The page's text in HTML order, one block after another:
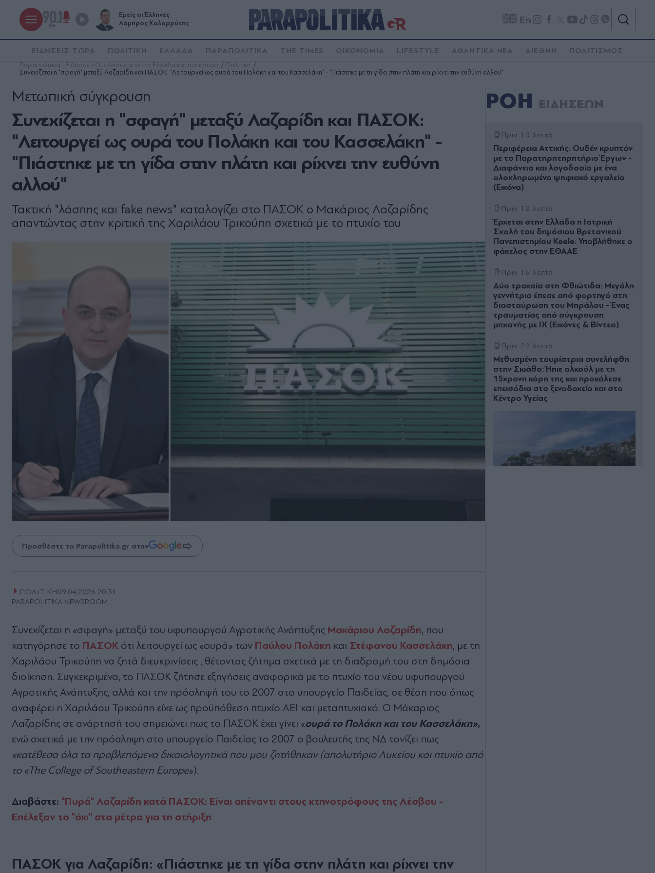
Εμείς οι Έλληνες
Λάμπρος Καλαρρύτης
En
ΕΙΔΗΣΕΙΣ ΤΩΡΑ ΠΟΛΙΤΙΚΗ ΕΛΛΑΔΑ ΠΑΡΑΠΟΛΙΤΙΚΑ THE TIMES ΟΙΚΟΝΟΜΙΑ LIFESTYLE ΑΘΛΗΤΙΚΑ ΝΕΑ ΔΙΕΘΝΗ ΠΟΛΙΤΙΣΜΟΣ
Παραπολιτικά | Ειδήσεις - Οι ειδήσεις από την Ελλάδα και τον κόσμο
Πολιτική
Συνεχίζεται η "σφαγή" μεταξύ Λαζαρίδη και ΠΑΣΟΚ: "Λειτουργεί ως ουρά του Πολάκη και του Κασσελάκη" - "Πιάστηκε με τη γίδα στην πλάτη και ρίχνει την ευθύνη αλλού"
Συνεχίζεται η "σφαγή" μεταξύ Λαζαρίδη και ΠΑΣΟΚ:
"Λειτουργεί ως ουρά του Πολάκη και του Κασσελάκη" -
"Πιάστηκε με τη γίδα στην πλάτη και ρίχνει την ευθύνη
αλλού"
Μετωπική σύγκρουση
Τακτική "λάσπης και fake news" καταλογίζει στο ΠΑΣΟΚ ο Μακάριος Λαζαρίδης
απαντώντας στην κριτική της Χαριλάου Τρικούπη σχετικά με το πτυχίο του
Προσθέστε το Parapolitika.gr στην
ΠΟΛΙΤΙΚΗ09.04.2026 20:31
PARAPOLITIKA NEWSROOM
Συνεχίζεται η «σφαγή» μεταξύ του υφυπουργού Αγροτικής Ανάπτυξης Μακάριου Λαζαρίδη, που
κατηγόρησε το ΠΑΣΟΚ ότι λειτουργεί ως «ουρά» των Παύλου Πολάκη και Στέφανου Κασσελάκη, με τη
Χαριλάου Τρικούπη να ζητά διευκρινίσεις , θέτοντας ζήτημα σχετικά με τη διαδρομή του στη δημόσια
διοίκηση. Συγκεκριμένα, το ΠΑΣΟΚ ζήτησε εξηγήσεις αναφορικά με το πτυχίο του νέου υφυπουργού
Αγροτικής Ανάπτυξης, αλλά και την πρόσληψή του το 2007 στο υπουργείο Παιδείας, σε θέση που όπως
αναφέρει η Χαριλάου Τρικούπη είχε ως προϋπόθεση πτυχίο ΑΕΙ και μεταπτυχιακό. Ο Μάκαριος
Λαζαρίδης σε ανάρτησή του σημειώνει πως το ΠΑΣΟΚ έχει γίνει «ουρά το Πολάκη και του Κασσελάκη»,
ενώ σχετικά με την πρόσληψη στο υπουργείο Παιδείας το 2007 ο βουλευτής της ΝΔ τονίζει πως
«κατέθεσα όλα τα προβλεπόμενα δικαιολογητικά που μου ζητήθηκαν (απολυτήριο Λυκείου και πτυχίο από
το «The College of Southeastern Europe»).
Διαβάστε: "Πυρά" Λαζαρίδη κατά ΠΑΣΟΚ: Είναι απέναντι στους κτηνοτρόφους της Λέσβου -
Επέλεξαν το "όχι" στα μέτρα για τη στήριξη
ΠΑΣΟΚ για Λαζαρίδη: «Πιάστηκε με τη γίδα στην πλάτη και ρίχνει την
ΡΟΗ ΕΙΔΗΣΕΩΝ
Πριν 10 λεπτά
Περιφέρεια Αττικής: Ουδέν κρυπτόν
με το Παρατηρητηρητήριο Έργων -
Διαφάνεια και λογοδοσία με ένα
ολοκληρωμένο ψηφιακό εργαλείο
(Εικόνα)
Πριν 12 λεπτά
Έρχεται στην Ελλάδα η Ιατρική
Σχολή του δημόσιου Βρετανικού
Πανεπιστημίου Keele: Υποβλήθηκε ο
φάκελος στην ΕΘΑΑΕ
Πριν 16 λεπτά
Δύο τροχαία στη Φθιώτιδα: Μεγάλη
γεννήτρια έπεσε από φορτηγό στη
διασταύρωση του Μπράλου - Ένας
τραυματίας από σύγκρουση
μηχανής με ΙΧ (Εικόνες & Βίντεο)
Πριν 22 λεπτά
Μεθυσμένη τουρίστρια συνελήφθη
στην Σκιάθο: Ήπιε αλκοόλ με τη
15χρονη κόρη της και προκάλεσε
επεισόδια στο ξενοδοχείο και στο
Κέντρο Υγείας